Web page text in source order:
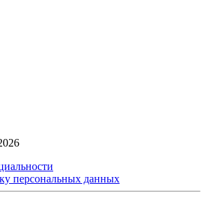
персональных данных